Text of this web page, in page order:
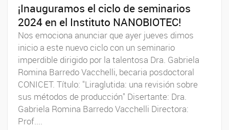
¡Inauguramos el ciclo de seminarios
2024 en el Instituto NANOBIOTEC!
Nos emociona anunciar que ayer jueves dimos
inicio a este nuevo ciclo con un seminario
imperdible dirigido por la talentosa Dra. Gabriela
Romina Barredo Vacchelli, becaria posdoctoral
CONICET. Título: "Liraglutida: una revisión sobre
sus métodos de producción" Disertante: Dra.
Gabriela Romina Barredo Vacchelli Directora:
Prof....